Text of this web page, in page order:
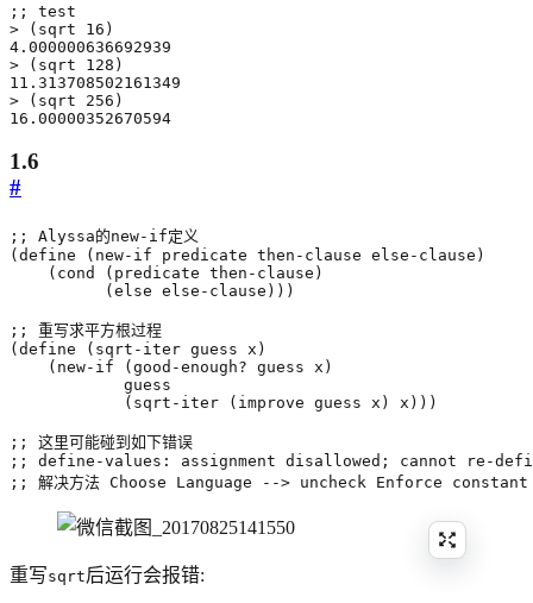
;; test
>
( sqrt 16 )
4.000000636692939
>
( sqrt 128 )
11.313708502161349
>
( sqrt 256 )
16.00000352670594
1.6
#
;; Alyssa的new-if定义
( define ( new-if predicate then-clause else-clause )
( cond ( predicate then-clause )
( else else-clause )))
;; 重写求平方根过程
( define ( sqrt-iter guess x )
( new-if ( good-enough? guess x )
guess
( sqrt-iter ( improve guess x ) x )))
;; 这里可能碰到如下错误
;; define-values: assignment disallowed; cannot re-
;; 解决方法 Choose Language --> uncheck Enforce
重写sqrt后运行会报错: